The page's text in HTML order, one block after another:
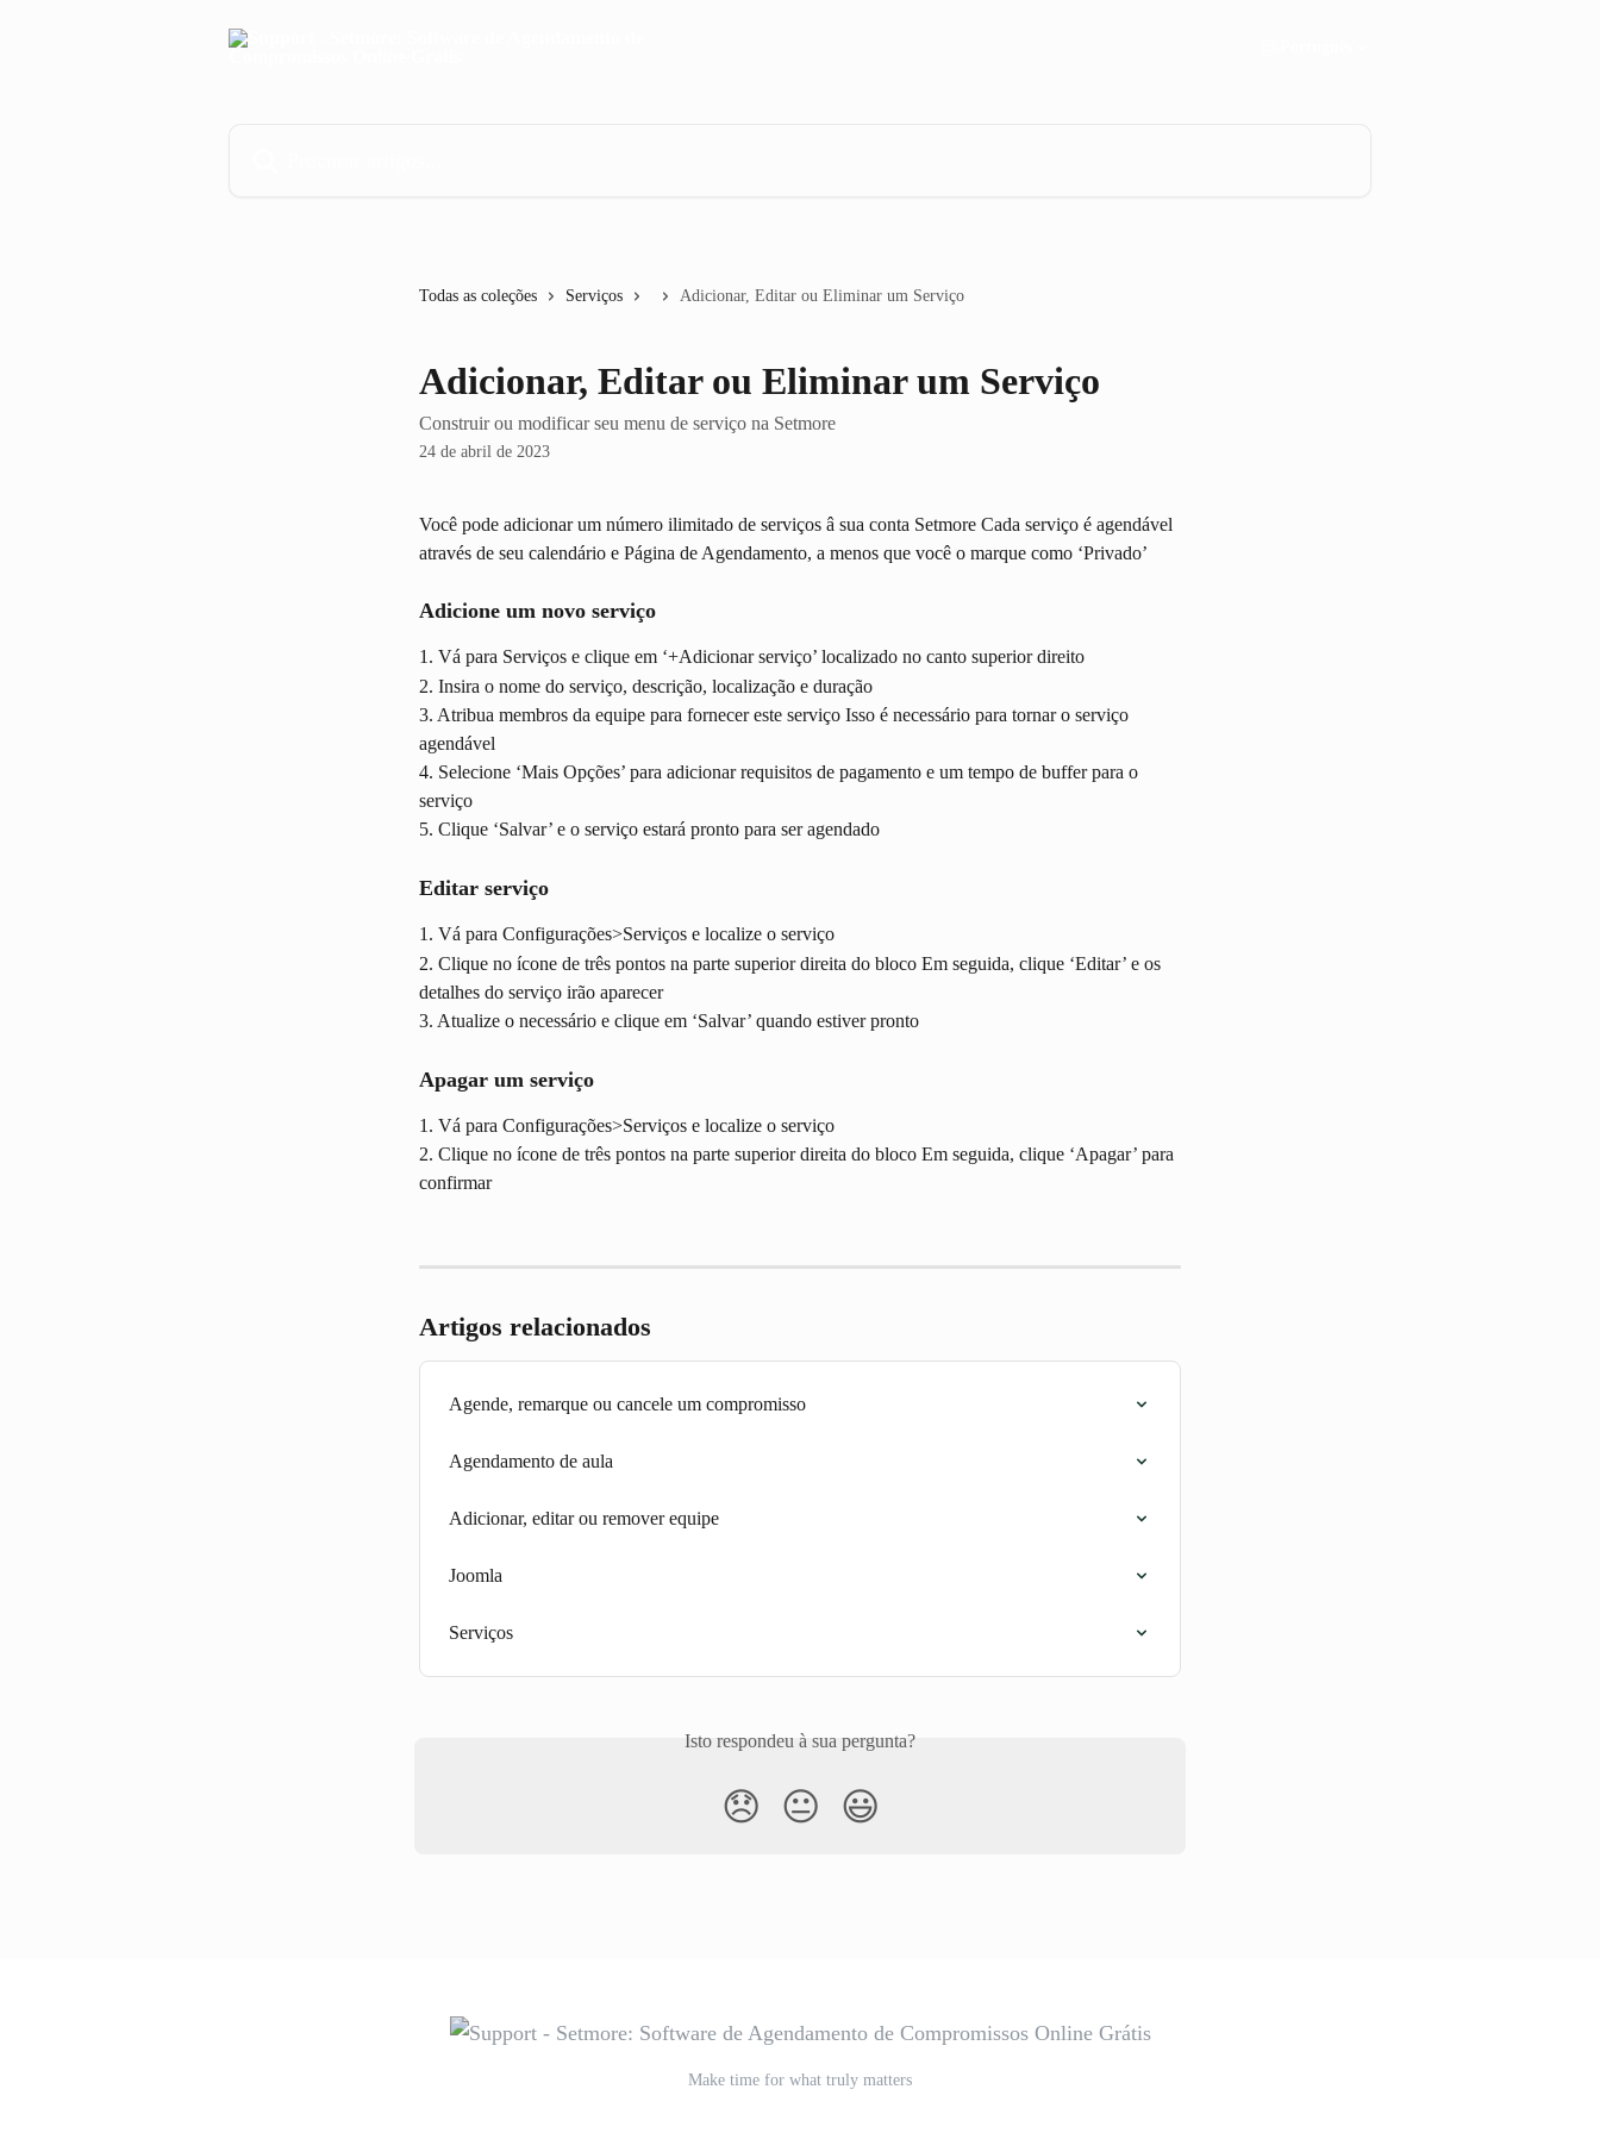
Todas as coleções Serviços Adicionar, Editar ou Eliminar um Serviço
Adicionar, Editar ou Eliminar um Serviço
Construir ou modificar seu menu de serviço na Setmore
24 de abril de 2023
Você pode adicionar um número ilimitado de serviços â sua conta Setmore Cada serviço é agendável
através de seu calendário e Página de Agendamento, a menos que você o marque como ‘Privado’
Adicione um novo serviço
1. Vá para Serviços e clique em ‘+Adicionar serviço’ localizado no canto superior direito
2. Insira o nome do serviço, descrição, localização e duração
3. Atribua membros da equipe para fornecer este serviço Isso é necessário para tornar o serviço
agendável
4. Selecione ‘Mais Opções’ para adicionar requisitos de pagamento e um tempo de buffer para o
serviço
5. Clique ‘Salvar’ e o serviço estará pronto para ser agendado
Editar serviço
1. Vá para Configurações>Serviços e localize o serviço
2. Clique no ícone de três pontos na parte superior direita do bloco Em seguida, clique ‘Editar’ e os
detalhes do serviço irão aparecer
3. Atualize o necessário e clique em ‘Salvar’ quando estiver pronto
Apagar um serviço
1. Vá para Configurações>Serviços e localize o serviço
2. Clique no ícone de três pontos na parte superior direita do bloco Em seguida, clique ‘Apagar’ para
confirmar
Artigos relacionados
Agende, remarque ou cancele um compromisso
Agendamento de aula
Adicionar, editar ou remover equipe
Joomla
Serviços
Isto respondeu à sua pergunta?
😞 😐 😃
Make time for what truly matters